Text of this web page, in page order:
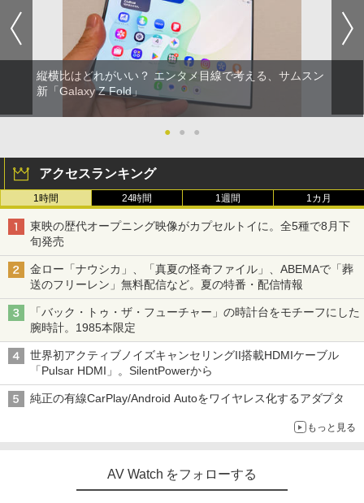
縦横比はどれがいい？ エンタメ目線で考える、サムスン
新「Galaxy Z Fold」
● ● ●
アクセスランキング
1時間 24時間 1週間 1カ月
東映の歴代オープニング映像がカプセルトイに。全5種で8月下
旬発売
金ロー「ナウシカ」、「真夏の怪奇ファイル」、ABEMAで「葬
送のフリーレン」無料配信など。夏の特番・配信情報
「バック・トゥ・ザ・フューチャー」の時計台をモチーフにした
腕時計。1985本限定
世界初アクティブノイズキャンセリングII搭載HDMIケーブル
「Pulsar HDMI」。SilentPowerから
純正の有線CarPlay/Android Autoをワイヤレス化するアダプタ
もっと見る
AV Watch をフォローする